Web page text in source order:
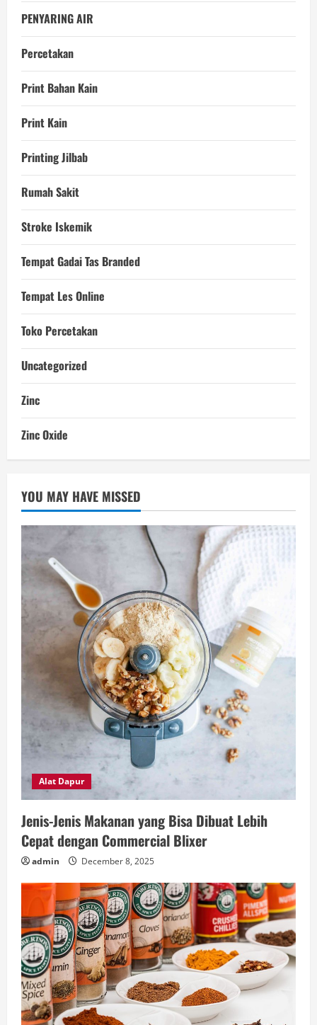
PENYARING AIR
Percetakan
Print Bahan Kain
Print Kain
Printing Jilbab
Rumah Sakit
Stroke Iskemik
Tempat Gadai Tas Branded
Tempat Les Online
Toko Percetakan
Uncategorized
Zinc
Zinc Oxide
YOU MAY HAVE MISSED
Alat Dapur
Jenis-Jenis Makanan yang Bisa Dibuat Lebih
Cepat dengan Commercial Blixer
admin December 8, 2025